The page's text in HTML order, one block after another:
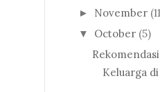
► November
▼ October (5)
Keluarga